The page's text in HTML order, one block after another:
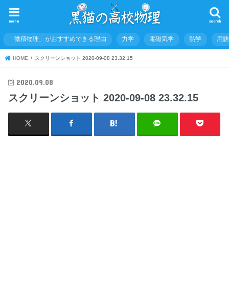
search
menu
「微積物理」がおすすめできる理由 力学 電磁気学 熱学 用
HOME スクリーンショット 2020-09-08 23.32.15
2020.09.08
スクリーンショット 2020-09-08 23.32.15